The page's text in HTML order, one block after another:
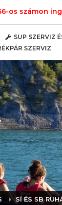
os számon
SUP SZERVIZ
SZERVIZ
SÍ ÉS SB